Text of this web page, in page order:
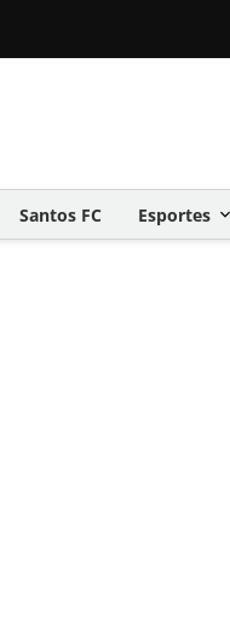
Santos FC Esportes